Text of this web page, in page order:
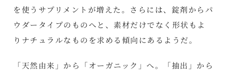
を使うサプリメントが増えた。さらには、錠剤からパ
ウダータイプのものへと、素材だけでなく形状もよ
りナチュラルなものを求める傾向にあるようだ。
「天然由来」から「オーガニック」へ。「抽出」から